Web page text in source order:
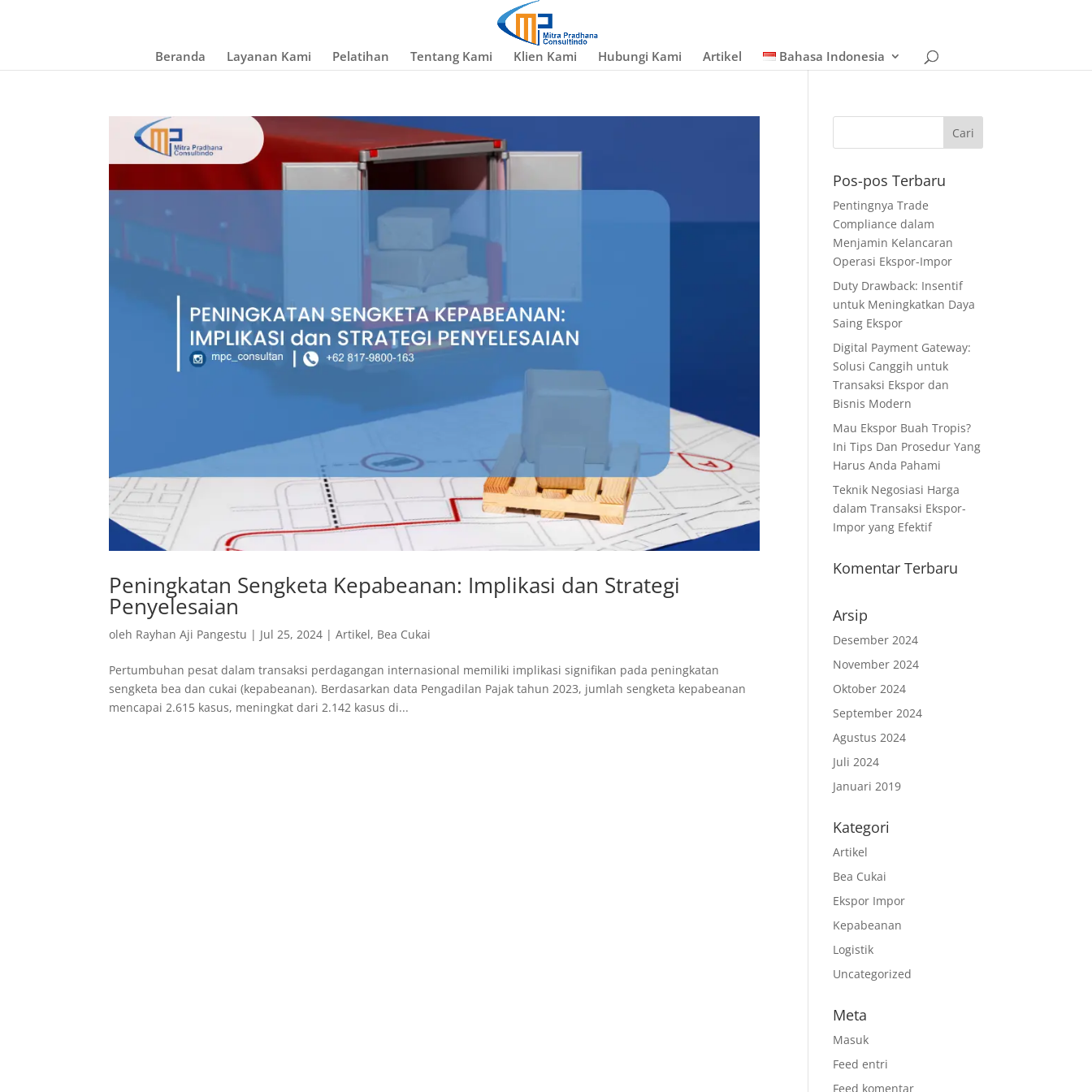
Beranda Layanan Kami Pelatihan Tentang Kami Klien Kami Hubungi Kami Artikel Bahasa Indonesia
Peningkatan Sengketa Kepabeanan: Implikasi dan Strategi
Penyelesaian
oleh Rayhan Aji Pangestu | Jul 25, 2024 |Artikel, Bea Cukai
Pertumbuhan pesat dalam transaksi perdagangan internasional memiliki implikasi signifikan pada peningkatan
sengketa bea dan cukai (kepabeanan). Berdasarkan data Pengadilan Pajak tahun 2023, jumlah sengketa kepabeanan
mencapai 2.615 kasus, meningkat dari 2.142 kasus di...
Pos-pos Terbaru
Pentingnya Trade
Compliance dalam
Menjamin Kelancaran
Operasi Ekspor-Impor
Duty Drawback: Insentif
untuk Meningkatkan Daya
Saing Ekspor
Digital Payment Gateway:
Solusi Canggih untuk
Transaksi Ekspor dan
Bisnis Modern
Mau Ekspor Buah Tropis?
Ini Tips Dan Prosedur Yang
Harus Anda Pahami
Teknik Negosiasi Harga
dalam Transaksi Ekspor-
Impor yang Efektif
Komentar Terbaru
Arsip
Desember 2024
November 2024
Oktober 2024
September 2024
Agustus 2024
Juli 2024
Januari 2019
Kategori
Artikel
Bea Cukai
Ekspor Impor
Kepabeanan
Logistik
Uncategorized
Meta
Masuk
Feed entri
Feed komentar